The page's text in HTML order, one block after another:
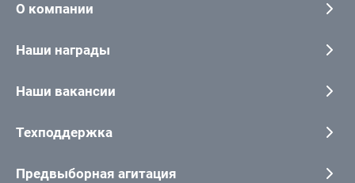
О компании
Наши награды
Наши вакансии
Техподдержка
Предвыборная агитация